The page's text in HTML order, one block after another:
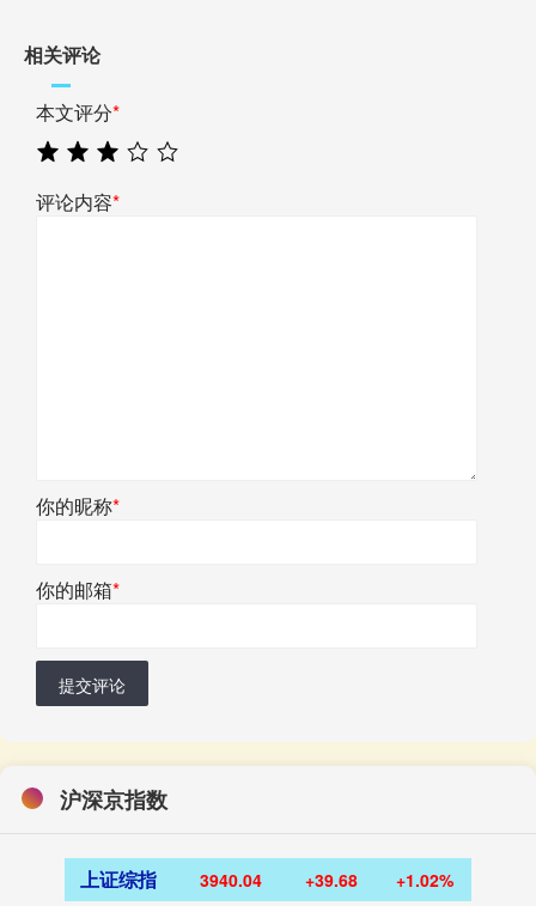
相关评论
本文评分*
评论内容*
你的昵称*
你的邮箱*
提交评论
沪深京指数
上证综指 3940.04 +39.68 +1.02%